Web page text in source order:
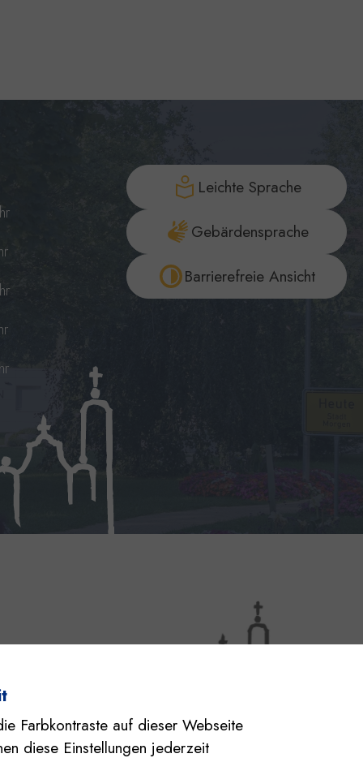
Farbkontraste auf dieser Webseite
diese Einstellungen jederzeit
Leichte Sprache
Gebärdensprache
Barrierefreie Ansicht